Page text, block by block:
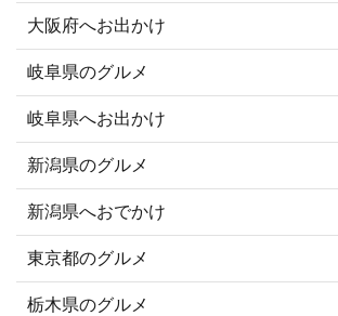
大阪府へお出かけ
岐阜県のグルメ
岐阜県へお出かけ
新潟県のグルメ
新潟県へおでかけ
東京都のグルメ
栃木県のグルメ